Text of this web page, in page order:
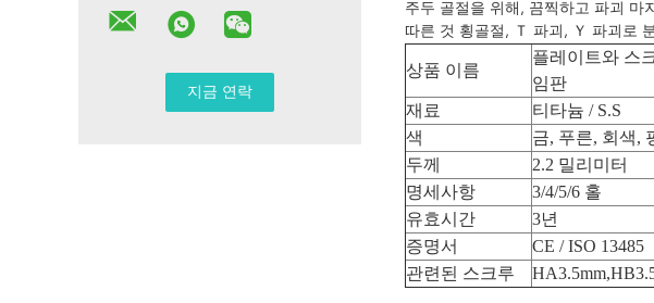
주두 골절을 위해, 끔찍하고 파괴 마
따른 것 횡골절, Ｔ 파괴, Ｙ 파괴로
상품 이름
플레이트와 스
임판
재료
티타늄 / S.S
색
금, 푸른, 회색,
두께
2.2 밀리미터
명세사항
3/4/5/6 홀
유효시간
3년
증명서
CE / ISO 13485
관련된 스크루